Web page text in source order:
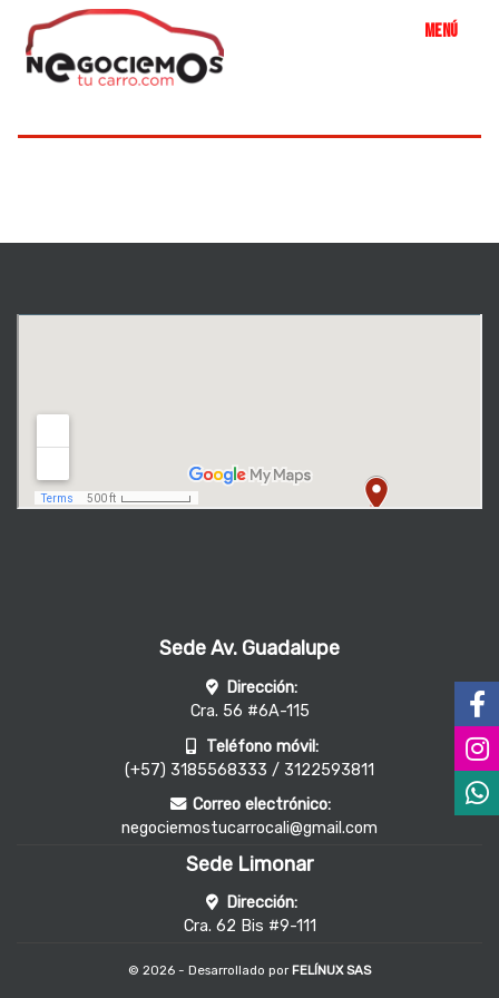
Sede Av. Guadalupe
Dirección:
Cra. 56 #6A-115
Teléfono móvil:
(+57) 3185568333 / 3122593811
Correo electrónico:
negociemostucarrocali@gmail.com
Sede Limonar
Dirección:
Cra. 62 Bis #9-111
© 2026 - Desarrollado porFELÍNUX SAS